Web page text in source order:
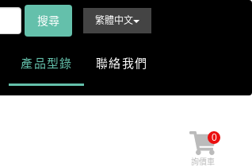
產品型錄 聯絡我們
繁體中文
搜尋
詢價車
0